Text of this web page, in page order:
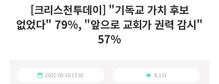
[크리스천투데이] "기독교 가치 후보
없었다" 79%, "앞으로 교회가 권력 감시"
57%
2022-03-16 13:01 8,131